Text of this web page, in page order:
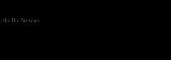
die Ihr Browser